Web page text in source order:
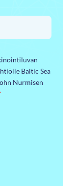
Baltic Sea
Nurmisen